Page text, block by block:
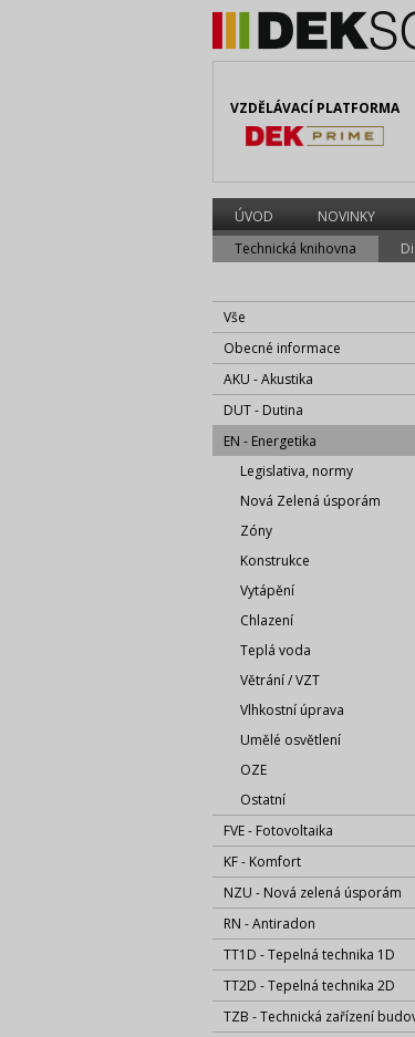
VZDĚLÁVACÍ PLATFORMA
ÚVOD NOVINKY
Technická knihovna
Vše
Obecné informace
AKU - Akustika
DUT - Dutina
EN - Energetika
Legislativa, normy
Nová Zelená úsporám
Zóny
Konstrukce
Vytápění
Chlazení
Teplá voda
Větrání / VZT
Vlhkostní úprava
Umělé osvětlení
OZE
Ostatní
FVE - Fotovoltaika
KF - Komfort
NZU - Nová zelená úsporám
RN - Antiradon
TT1D - Tepelná technika 1D
TT2D - Tepelná technika 2D
TZB - Technická zařízení